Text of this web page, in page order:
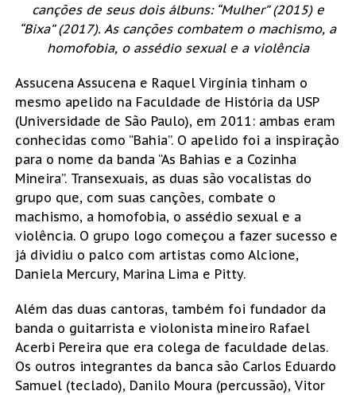
canções de seus dois álbuns: “Mulher” (2015) e
“Bixa” (2017). As canções combatem o machismo, a
homofobia, o assédio sexual e a violência
Assucena Assucena e Raquel Virgínia tinham o
mesmo apelido na Faculdade de História da USP
(Universidade de São Paulo), em 2011: ambas eram
conhecidas como “Bahia”. O apelido foi a inspiração
para o nome da banda “As Bahias e a Cozinha
Mineira”. Transexuais, as duas são vocalistas do
grupo que, com suas canções, combate o
machismo, a homofobia, o assédio sexual e a
violência. O grupo logo começou a fazer sucesso e
já dividiu o palco com artistas como Alcione,
Daniela Mercury, Marina Lima e Pitty.
Além das duas cantoras, também foi fundador da
banda o guitarrista e violonista mineiro Rafael
Acerbi Pereira que era colega de faculdade delas.
Os outros integrantes da banca são Carlos Eduardo
Samuel (teclado), Danilo Moura (percussão), Vitor